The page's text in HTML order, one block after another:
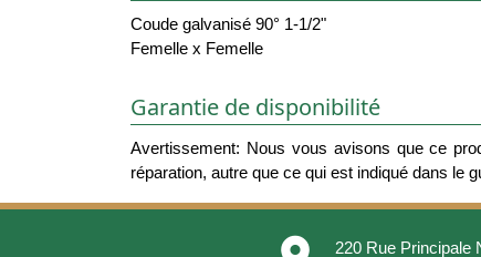
Coude galvanisé 90° 1-1/2"
Femelle x Femelle
Garantie de disponibilité
Avertissement: Nous vous avisons que ce
réparation, autre que ce qui est indiqué dans le
220 Rue Principale